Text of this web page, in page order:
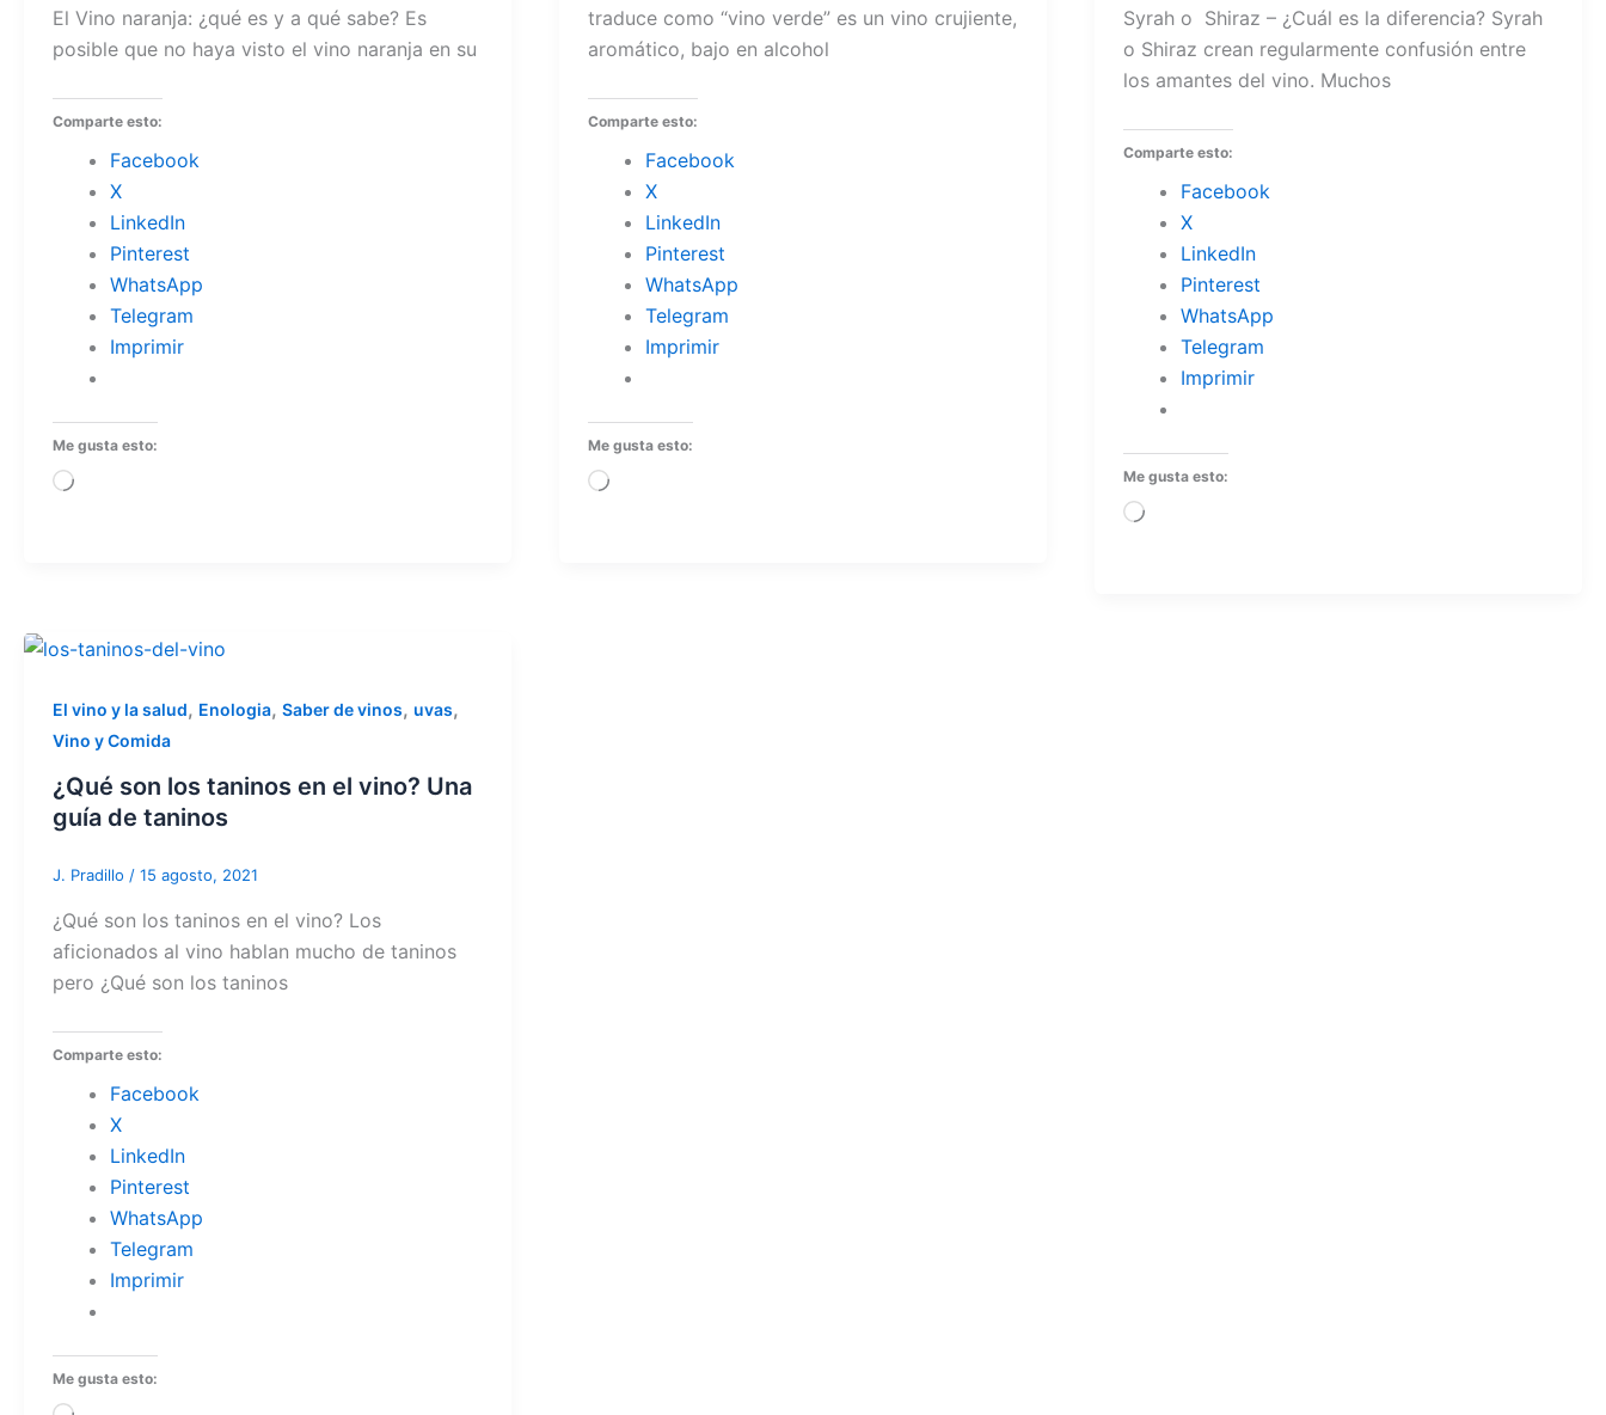
El Vino naranja: ¿qué es y a qué sabe? Es
posible que no haya visto el vino naranja en su
Comparte esto:
Facebook
X
LinkedIn
Pinterest
WhatsApp
Telegram
Imprimir
Me gusta esto:
Cargando...
traduce como “vino verde” es un vino crujiente,
aromático, bajo en alcohol
Comparte esto:
Facebook
X
LinkedIn
Pinterest
WhatsApp
Telegram
Imprimir
Me gusta esto:
Cargando...
Syrah o Shiraz – ¿Cuál es la diferencia? Syrah
o Shiraz crean regularmente confusión entre
los amantes del vino. Muchos
Comparte esto:
Facebook
X
LinkedIn
Pinterest
WhatsApp
Telegram
Imprimir
Me gusta esto:
Cargando...
El vino y la salud, Enologia, Saber de vinos, uvas,
Vino y Comida
¿Qué son los taninos en el vino? Una
guía de taninos
J. Pradillo / 15 agosto, 2021
¿Qué son los taninos en el vino? Los
aficionados al vino hablan mucho de taninos
pero ¿Qué son los taninos
Comparte esto:
Facebook
X
LinkedIn
Pinterest
WhatsApp
Telegram
Imprimir
Me gusta esto: